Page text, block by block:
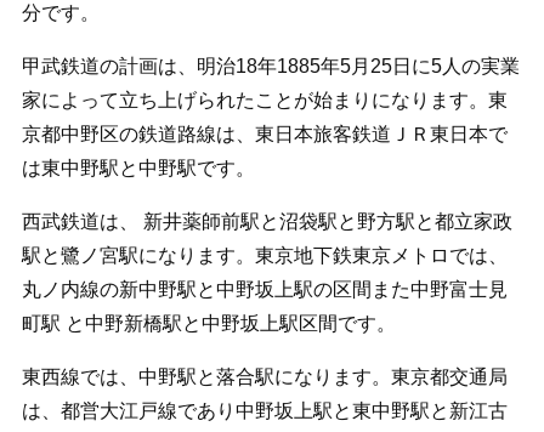
分です。
甲武鉄道の計画は、明治18年1885年5月25日に5人の実業
家によって立ち上げられたことが始まりになります。東
京都中野区の鉄道路線は、東日本旅客鉄道ＪＲ東日本で
は東中野駅と中野駅です。
西武鉄道は、 新井薬師前駅と沼袋駅と野方駅と都立家政
駅と鷺ノ宮駅になります。東京地下鉄東京メトロでは、
丸ノ内線の新中野駅と中野坂上駅の区間また中野富士見
町駅 と中野新橋駅と中野坂上駅区間です。
東西線では、中野駅と落合駅になります。東京都交通局
は、都営大江戸線であり中野坂上駅と東中野駅と新江古